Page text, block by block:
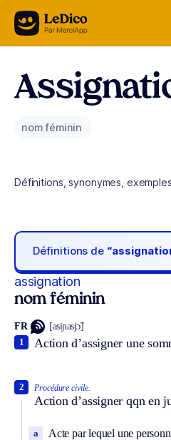
Aller au contenu
nom féminin
Définitions, synonymes,
Définitions de
assignation
nom féminin
FR [asiɲasjɔ̃]
Action d’assigner une
1
Procédure civile.
Action d’assigner qqn en
2
Acte par lequel une
a